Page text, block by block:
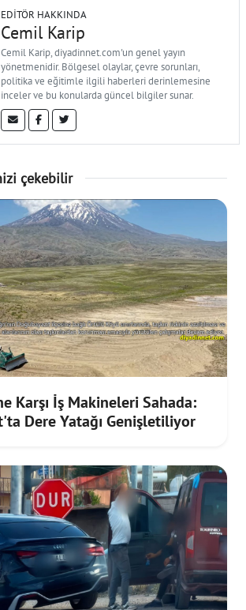
EDITÖR HAKKINDA
Cemil Karip
Cemil Karip, diyadinnet.com'un genel yayın
yönetmenidir. Bölgesel olaylar, çevre sorunları,
politika ve eğitimle ilgili haberleri derinlemesine
inceler ve bu konularda güncel bilgiler sunar.
çekebilir
Karşı İş Makineleri Sahada:
Dere Yatağı Genişletiliyor